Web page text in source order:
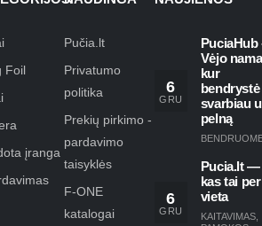
Foil
įranga
Pučia.lt
Privatumo
politika
Prekių pirkimo -
pardavimo
taisyklės
F-ONE
katalogai
6
GRU
PuciaHub
Vėjo
kur
bendrystė
svarbiau
pelną
6
GRU
Pucia.lt —
kas tai per
vieta
KAITAVIMAS